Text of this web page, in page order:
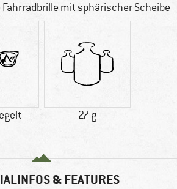
mit sphärischer Scheibe
27 g
& FEATURES